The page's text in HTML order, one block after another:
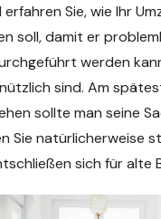
Sie, wie Ihr
soll, damit er
werden
sind. Am
sollte man seine
Sie natürlicherweise
sich für alte